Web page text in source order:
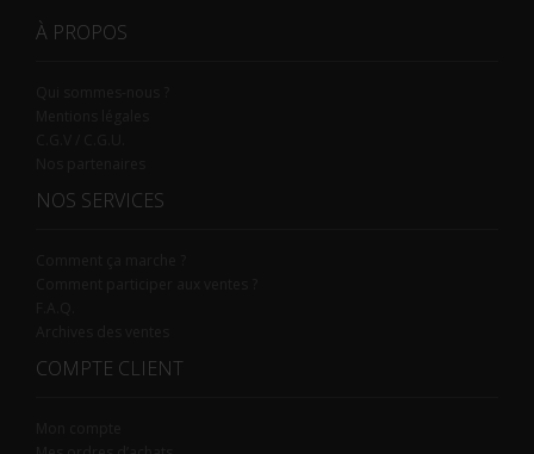
À PROPOS
NOS SERVICES
COMPTE CLIENT